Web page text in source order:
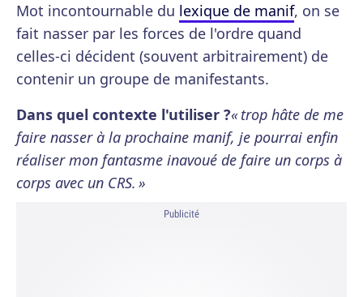
Mot incontournable du lexique de manif, on se
fait nasser par les forces de l'ordre quand
celles-ci décident (souvent arbitrairement) de
contenir un groupe de manifestants.
Dans quel contexte l'utiliser ?« trop hâte de me
faire nasser à la prochaine manif, je pourrai enfin
réaliser mon fantasme inavoué de faire un corps à
corps avec un CRS. »
Publicité